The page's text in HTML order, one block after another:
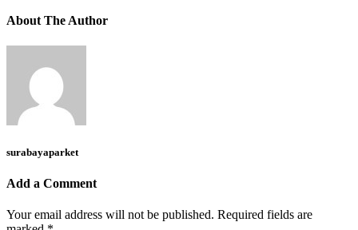
About The Author
surabayaparket
Add a Comment
Your email address will not be published. Required fields are